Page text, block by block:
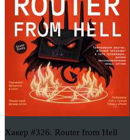
Хакер #326. Router from Hell